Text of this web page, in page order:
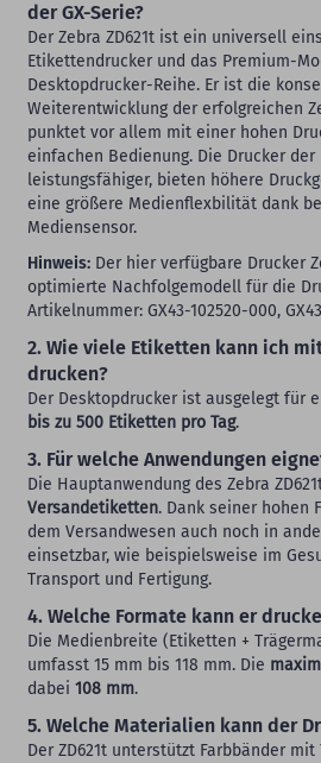
der GX-Serie?
Der Zebra ZD621t ist ein universell
Etikettendrucker und das Premium-
Desktopdrucker-Reihe. Er ist die
Weiterentwicklung der erfolgreichen
punktet vor allem mit einer hohen
einfachen Bedienung. Die Drucker
leistungsfähiger, bieten höhere
eine größere Medienflexbilität dank
Mediensensor.
Hinweis: Der hier verfügbare Drucker
optimierte Nachfolgemodell für die
Artikelnummer: GX43-102520-000,
2. Wie viele Etiketten kann ich
drucken?
Der Desktopdrucker ist ausgelegt für
bis zu 500 Etiketten pro Tag.
3. Für welche Anwendungen
Die Hauptanwendung des Zebra
Versandetiketten. Dank seiner hohen
dem Versandwesen auch noch in
einsetzbar, wie beispielsweise im
Transport und Fertigung.
4. Welche Formate kann er
Die Medienbreite (Etiketten +
umfasst 15 mm bis 118 mm. Die
dabei 108 mm.
5. Welche Materialien kann der
Der ZD621t unterstützt Farbbänder mit